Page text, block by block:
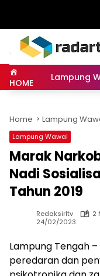
HOME Lampung
Home Lampung
Lampung Wawai
Marak
Nadi
Tahun 2019
Redaksirltv
2
24/02/2023
Lampung Tengah
peredaran dan